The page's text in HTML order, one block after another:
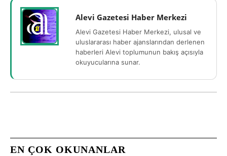
Alevi Gazetesi Haber Merkezi
Alevi Gazetesi Haber Merkezi, ulusal ve
uluslararası haber ajanslarından derlenen
haberleri Alevi toplumunun bakış açısıyla
okuyucularına sunar.
EN ÇOK OKUNANLAR